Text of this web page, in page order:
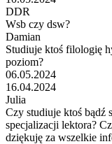
DDR
Wsb czy dsw?
Damian
Studiuje ktoś filologię
poziom?
06.05.2024
16.04.2024
Julia
Czy studiuje ktoś bądź
specjalizacji lektora?
dziękuję za wszelkie